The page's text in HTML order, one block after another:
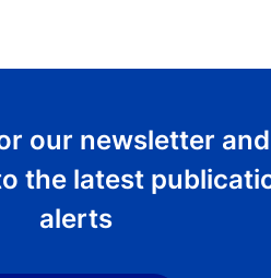
our newsletter and
the latest
alerts